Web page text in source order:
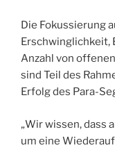
Die Fokussierung
Erschwinglichkeit,
Anzahl von
sind Teil des
Erfolg des Para-
„Wir wissen, dass
um eine